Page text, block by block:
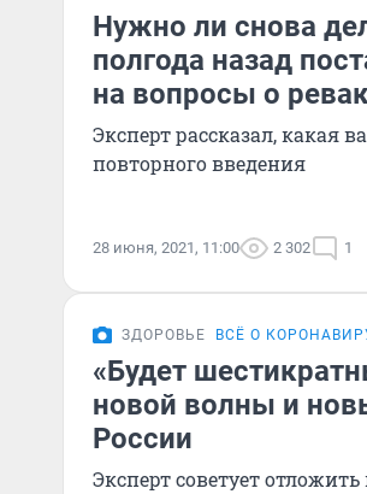
Нужно ли снова
полгода назад
на вопросы о
Эксперт рассказал, какая
повторного введения
28 июня, 2021, 11:00 2 302 1
ЗДОРОВЬЕ ВСЁ О
«Будет
новой волны и
России
Эксперт советует